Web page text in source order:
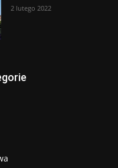
2 lutego 2022